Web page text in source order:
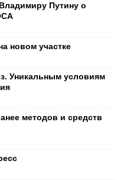
Путину о
новом участке
Уникальным условиям
методов и средств